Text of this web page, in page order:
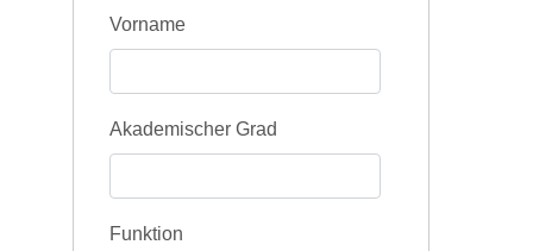
Vorname
Akademischer Grad
Funktion